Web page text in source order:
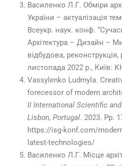
Василенко Л.Г. Обміри
України – актуалізація
Всеукр. наук. конф.
Архітектура – Дизайн –
відбудова, реконструкція,
листопада 2022 р., Київ:
Vassylenko Ludmyla.
forecessor of modern
II International Scientific
Lisbon, Portugal. 2023. Pp.
https://isg-konf.com/
latest-technologies/
Василенко Л.Г. Місце